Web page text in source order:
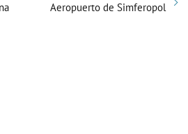
Aeropuerto de Simferopol